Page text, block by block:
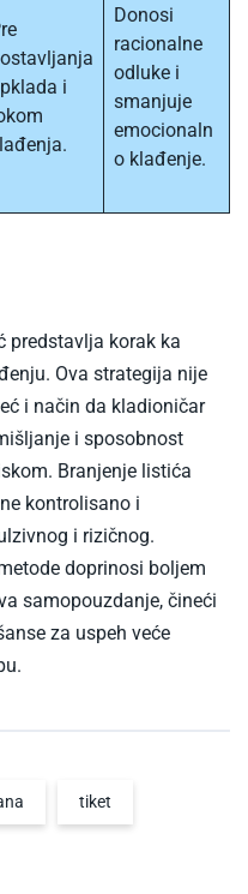
i
Donosi
racionalne
odluke i
smanjuje
emocionaln
o klađenje.
predstavlja korak ka
Ova strategija nije
i način da kladioničar
i sposobnost
Branjenje listića
kontrolisano i
i rizičnog.
doprinosi boljem
samopouzdanje, čineći
za uspeh veće
tiket